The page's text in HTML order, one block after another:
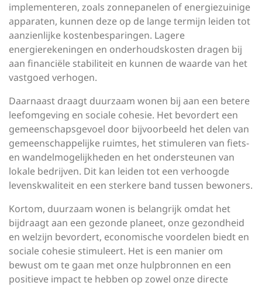
implementeren, zoals zonnepanelen of energiezuinige
apparaten, kunnen deze op de lange termijn leiden tot
aanzienlijke kostenbesparingen. Lagere
energierekeningen en onderhoudskosten dragen bij
aan financiële stabiliteit en kunnen de waarde van het
vastgoed verhogen.
Daarnaast draagt duurzaam wonen bij aan een betere
leefomgeving en sociale cohesie. Het bevordert een
gemeenschapsgevoel door bijvoorbeeld het delen van
gemeenschappelijke ruimtes, het stimuleren van fiets-
en wandelmogelijkheden en het ondersteunen van
lokale bedrijven. Dit kan leiden tot een verhoogde
levenskwaliteit en een sterkere band tussen bewoners.
Kortom, duurzaam wonen is belangrijk omdat het
bijdraagt aan een gezonde planeet, onze gezondheid
en welzijn bevordert, economische voordelen biedt en
sociale cohesie stimuleert. Het is een manier om
bewust om te gaan met onze hulpbronnen en een
positieve impact te hebben op zowel onze directe